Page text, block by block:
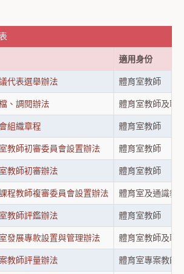
適用身份
代表選舉辦法 體育室教師
、調閱辦法 體育室教師及職
組織章程 體育室教師
教師初審委員會設置辦法 體育室教師
教師初審辦法 體育室教師
程教師複審委員會設置辦法 體育室及通識教
教師評鑑辦法 體育室教師
發展專款設置與管理辦法 體育室教師及職
教師評量辦法 體育室專案教師